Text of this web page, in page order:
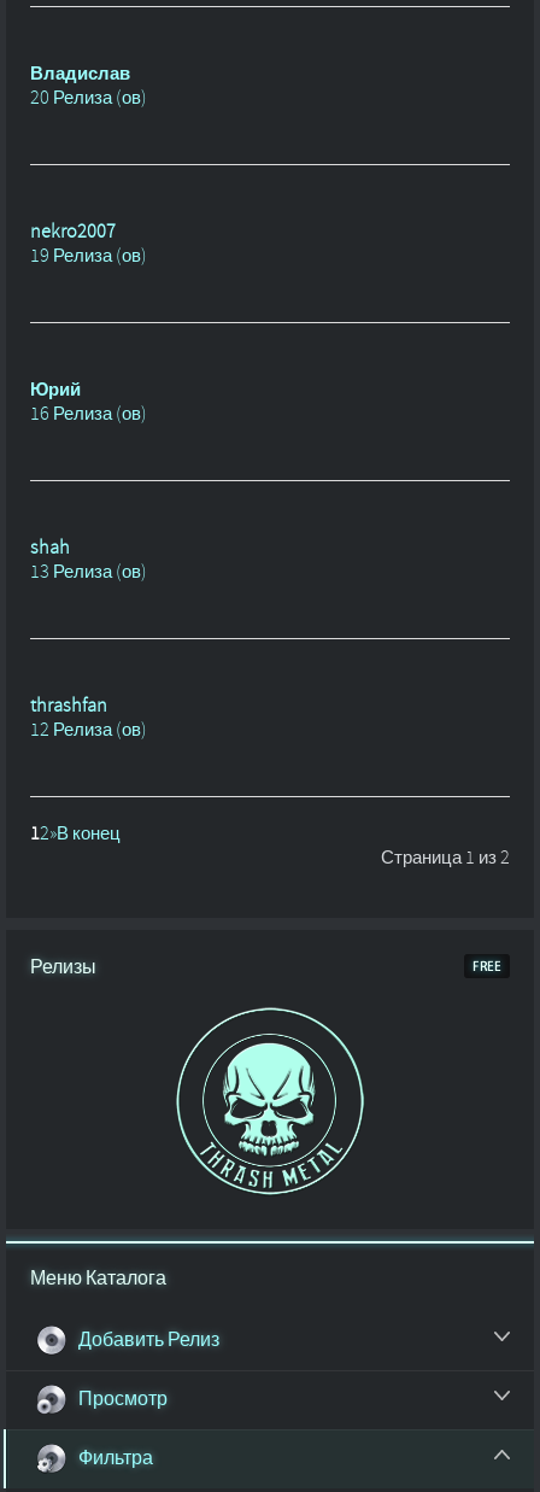
Владислав
20 Релиза (ов)
nekro2007
19 Релиза (ов)
Юрий
16 Релиза (ов)
shah
13 Релиза (ов)
thrashfan
12 Релиза (ов)
Страница 1 из 2
12»В конец
Релизы
Меню Каталога
Добавить Релиз
Просмотр
Фильтра